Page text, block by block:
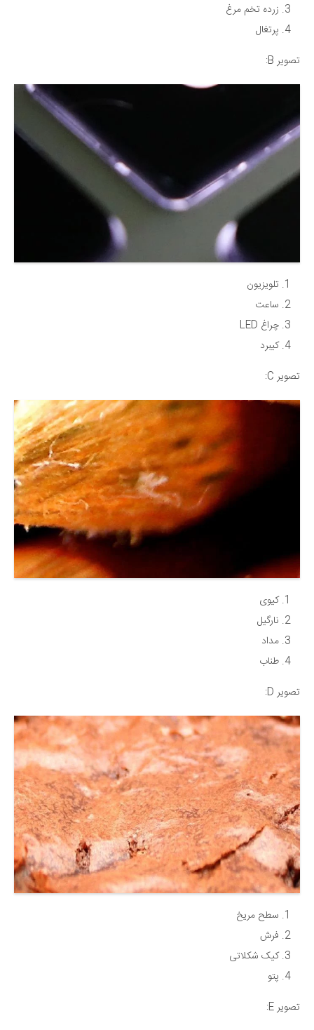
زرده تخم مرغ
پرتغال
تصویر B:
تلویزیون
ساعت
چراغ LED
کیبرد
تصویر C:
کیوی
نارگیل
مداد
طناب
تصویر D:
سطح مریخ
فرش
کیک شکلاتی
پتو
تصویر E: